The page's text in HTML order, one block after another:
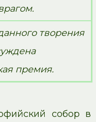
творения
премия.
собор в